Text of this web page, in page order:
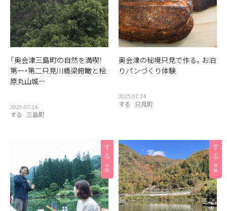
「奥会津三島町の自然を満喫！
第一・第二只見川橋梁俯瞰と桧
原丸山城…
2025.07.14
する 三島町
奥会津の秘境只見で作る。お泊
りパンづくり体験
2025.07.14
する 只見町